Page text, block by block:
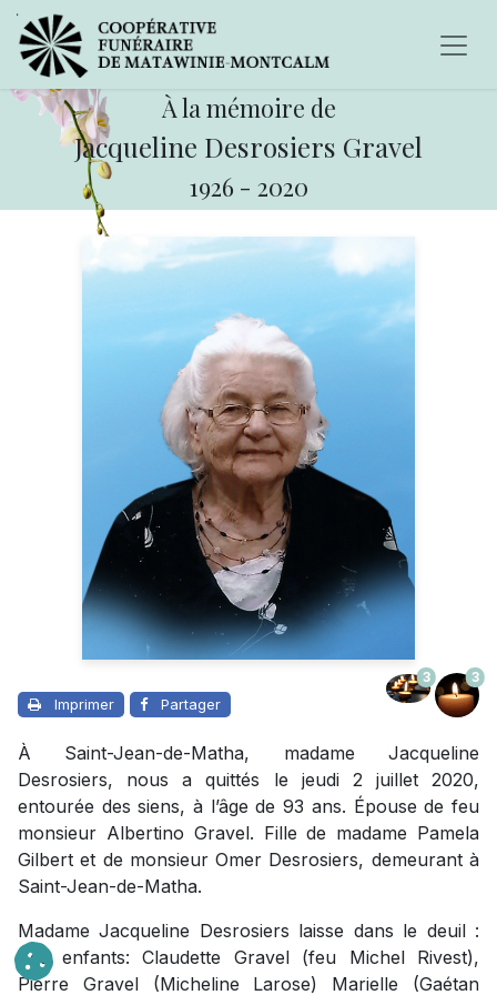
À la mémoire de
Jacqueline Desrosiers Gravel
1926 - 2020
Imprimer Partager
3 3
À Saint-Jean-de-Matha, madame Jacqueline
Desrosiers, nous a quittés le jeudi 2 juillet 2020,
entourée des siens, à l’âge de 93 ans. Épouse de feu
monsieur Albertino Gravel. Fille de madame Pamela
Gilbert et de monsieur Omer Desrosiers, demeurant à
Saint-Jean-de-Matha.
Madame Jacqueline Desrosiers laisse dans le deuil :
Ses enfants: Claudette Gravel (feu Michel Rivest),
Pierre Gravel (Micheline Larose) Marielle (Gaétan